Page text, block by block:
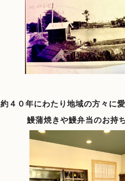
約４０年にわたり地域の方々に
鰻蒲焼きや鰻弁当のお持